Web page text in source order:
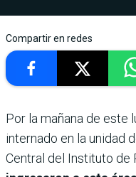
Compartir en redes
Por la mañana de este
internado en la unidad
Central del Instituto de